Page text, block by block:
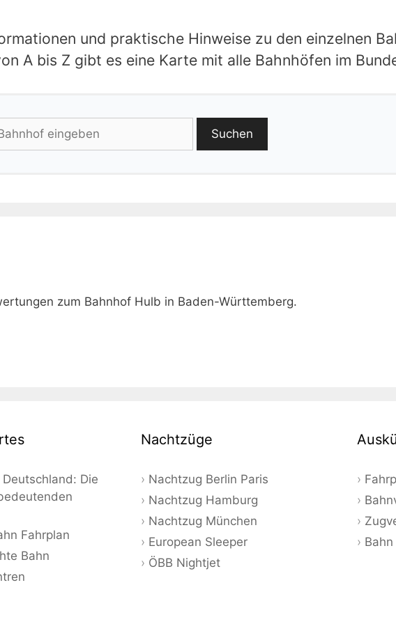
und praktische Hinweise zu den einzelnen
A bis Z gibt es eine Karte mit alle Bahnhöfen im
Suchen
zum Bahnhof Hulb in Baden-Württemberg.
Die
Fahrplan
Bahn
Nachtzüge
Nachtzug Berlin Paris
Nachtzug Hamburg
Nachtzug München
European Sleeper
ÖBB Nightjet